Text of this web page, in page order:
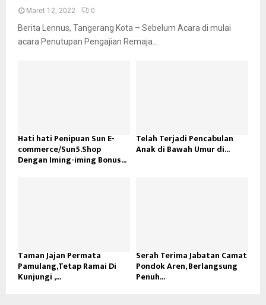
Maret 12, 2022 0
Berita Lennus, Tangerang Kota – Sebelum Acara di mulai
acara Penutupan Pengajian Remaja...
Hati hati Penipuan Sun E-
commerce/Sun5.Shop
Dengan Iming-iming Bonus...
Telah Terjadi Pencabulan
Anak di Bawah Umur di...
Taman Jajan Permata
Pamulang,Tetap Ramai Di
Kunjungi ,...
Serah Terima Jabatan Camat
Pondok Aren, Berlangsung
Penuh...